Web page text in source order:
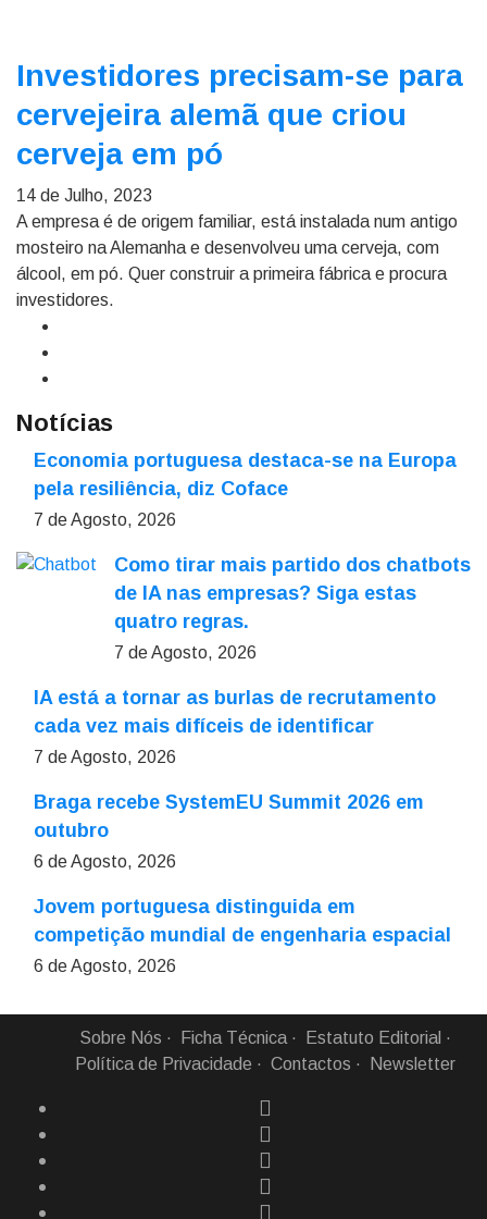
Investidores precisam-se para
cervejeira alemã que criou
cerveja em pó
14 de Julho, 2023
A empresa é de origem familiar, está instalada num antigo
mosteiro na Alemanha e desenvolveu uma cerveja, com
álcool, em pó. Quer construir a primeira fábrica e procura
investidores.
Notícias
Economia portuguesa destaca-se na Europa
pela resiliência, diz Coface
7 de Agosto, 2026
Como tirar mais partido dos chatbots
de IA nas empresas? Siga estas
quatro regras.
7 de Agosto, 2026
IA está a tornar as burlas de recrutamento
cada vez mais difíceis de identificar
7 de Agosto, 2026
Braga recebe SystemEU Summit 2026 em
outubro
6 de Agosto, 2026
Jovem portuguesa distinguida em
competição mundial de engenharia espacial
6 de Agosto, 2026
Sobre Nós Ficha Técnica
Estatuto Editorial
Política de Privacidade
Contactos Newsletter